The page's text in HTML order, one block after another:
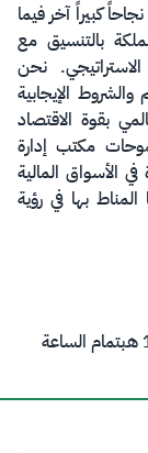
كبيراً آخر فيما
بالتنسيق مع
نحن
الإيجابية
بقوة الاقتصاد
مكتب إدارة
في الأسواق المالية
المناط بها في رؤية
بتمام الساعة